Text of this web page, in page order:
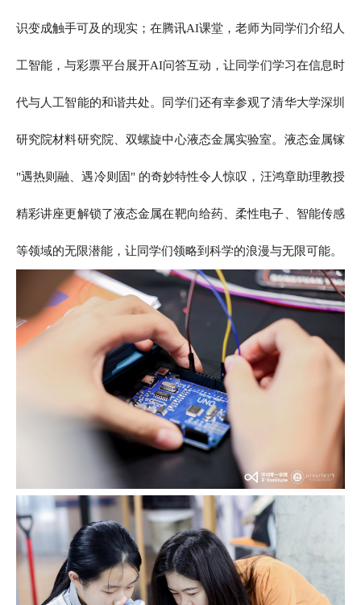
识变成触手可及的现实；在腾讯AI课堂，老师为同学们介绍人
工智能，与彩票平台展开AI问答互动，让同学们学习在信息时
代与人工智能的和谐共处。同学们还有幸参观了清华大学深圳
研究院材料研究院、双螺旋中心液态金属实验室。液态金属镓
"遇热则融、遇冷则固" 的奇妙特性令人惊叹，汪鸿章助理教授
精彩讲座更解锁了液态金属在靶向给药、柔性电子、智能传感
等领域的无限潜能，让同学们领略到科学的浪漫与无限可能。